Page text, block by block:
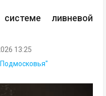
ливневой
13:25